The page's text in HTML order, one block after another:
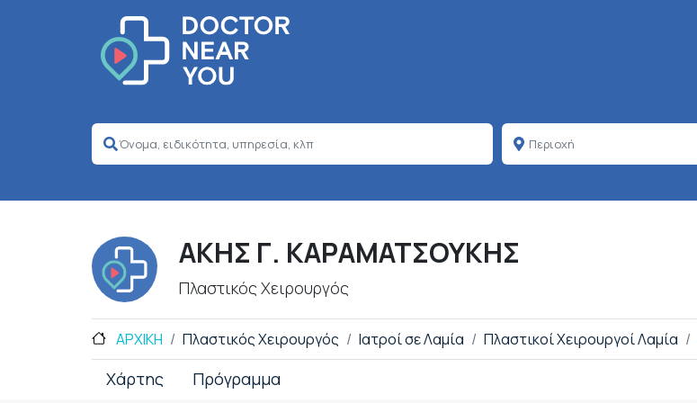
ΑΚΗΣ Γ. ΚΑΡΑΜΑΤΣΟΥΚΗΣ
Πλαστικός Χειρουργός
ΑΡΧΙΚΗ Πλαστικός Χειρουργός Ιατροί σε Λαμία Πλαστικοί Χειρουργοί Λαμία
Χάρτης Πρόγραμμα